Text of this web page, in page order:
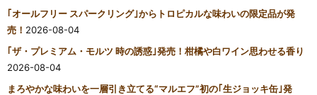
｢オールフリー スパークリング｣からトロピカルな味わいの限定品が発
売！ 2026-08-04
｢ザ・プレミアム・モルツ 時の誘惑｣発売！柑橘や白ワイン思わせる香り
2026-08-04
まろやかな味わいを一層引き立てる“マルエフ”初の｢生ジョッキ缶｣発